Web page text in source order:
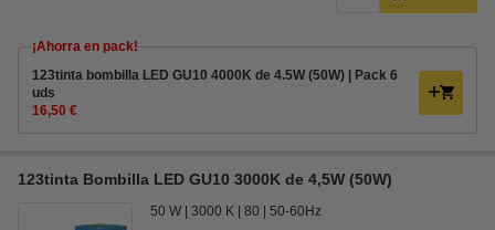
¡Ahorra en pack!
123tinta bombilla LED GU10 4000K de 4.5W (50W) | Pack 6
uds
16,50 €
123tinta Bombilla LED GU10 3000K de 4,5W (50W)
50 W 3000 K 80 50-60Hz